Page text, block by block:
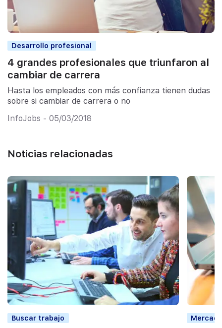
Desarrollo profesional
4 grandes profesionales que triunfaron al
cambiar de carrera
Hasta los empleados con más confianza tienen dudas
sobre si cambiar de carrera o no
InfoJobs - 05/03/2018
Noticias relacionadas
Buscar trabajo